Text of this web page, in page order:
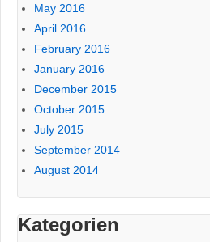
May 2016
April 2016
February 2016
January 2016
December 2015
October 2015
July 2015
September 2014
August 2014
Kategorien